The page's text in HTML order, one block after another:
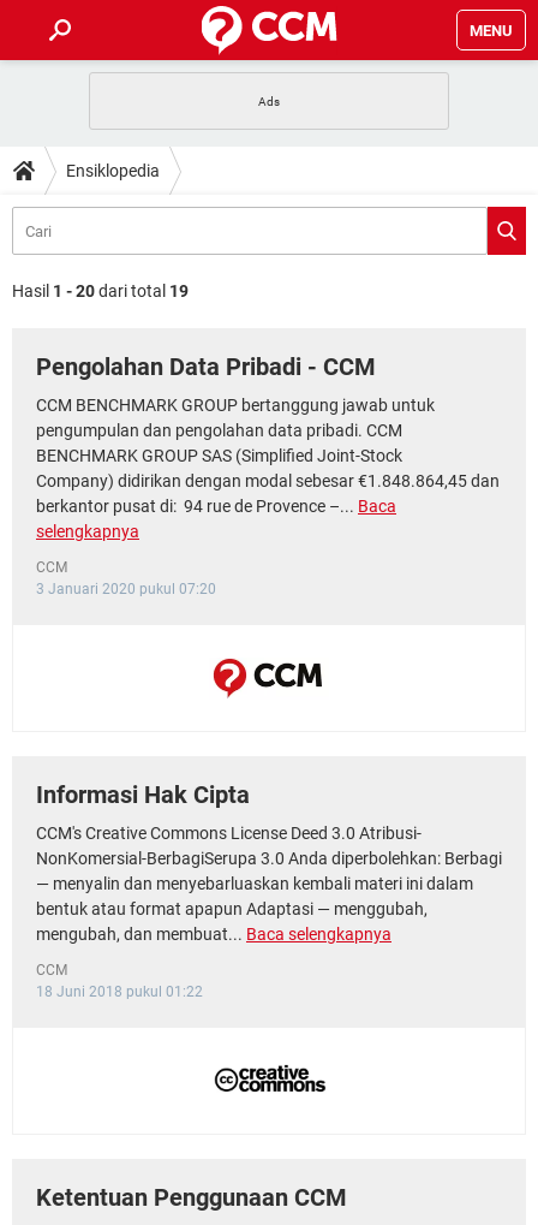
MENU
APLIKASI NONTON FILM & SERI
HOW-TO
SAFE MODE ANDROID
KODE RAHASIA NETFLIX
DOWNLOAD
ADOBE PREMIERE PRO INSTAGRAM UNTUK PC
TEWAS HOLDEM UNTUK IPHONE
Reset Akun Facebook yang di-Hack
Front Office dan Back Office
Jenis-jenis Network atau Jaringan
Ensiklopedia
Hasil 1 - 20dari total 19
Pengolahan Data Pribadi - CCM
CCM BENCHMARK GROUP bertanggung jawab untuk
pengumpulan dan pengolahan data pribadi. CCM
BENCHMARK GROUP SAS (Simplified Joint-Stock
Company) didirikan dengan modal sebesar €1.848.864,45 dan
berkantor pusat di: 94 rue de Provence –... Baca
selengkapnya
CCM
3 Januari 2020 pukul 07:20
Informasi Hak Cipta
CCM's Creative Commons License Deed 3.0 Atribusi-
NonKomersial-BerbagiSerupa 3.0 Anda diperbolehkan: Berbagi
— menyalin dan menyebarluaskan kembali materi ini dalam
bentuk atau format apapun Adaptasi — menggubah,
mengubah, dan membuat... Baca selengkapnya
CCM
18 Juni 2018 pukul 01:22
Ketentuan Penggunaan CCM